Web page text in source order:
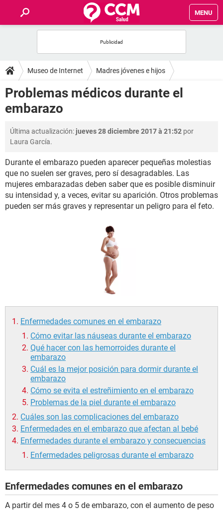
MENU
FOROS
SALUD
FAMILIA
NUTRICIÓN
BIENESTAR
SEXUALIDAD
Museo de Internet Madres jóvenes e hijos
Embarazo
Problemas médicos durante el
embarazo
Última actualización: jueves 28 diciembre 2017 à 21:52 por
Laura García.
Durante el embarazo pueden aparecer pequeñas molestias
que no suelen ser graves, pero sí desagradables. Las
mujeres embarazadas deben saber que es posible disminuir
su intensidad y, a veces, evitar su aparición. Otros problemas
pueden ser más graves y representar un peligro para el feto.
Enfermedades comunes en el embarazo
Cómo evitar las náuseas durante el embarazo
Qué hacer con las hemorroides durante el
embarazo
Cuál es la mejor posición para dormir durante el
embarazo
Cómo se evita el estreñimiento en el embarazo
Problemas de la piel durante el embarazo
Cuáles son las complicaciones del embarazo
Enfermedades en el embarazo que afectan al bebé
Enfermedades durante el embarazo y consecuencias
Enfermedades peligrosas durante el embarazo
Enfermedades comunes en el embarazo
A partir del mes 4 o 5 de embarazo, con el aumento de peso